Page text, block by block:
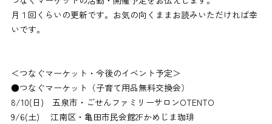
月１回くらいの更新です。お気の向くままお読みいただければ幸
いです。
＜つなぐマーケット・今後のイベント予定＞
●つなぐマーケット（子育て用品無料交換会）
8/10(日) 五泉市・ごせんファミリーサロンOTENTO
9/6(土) 江南区・亀田市民会館2Fかめじま珈琲